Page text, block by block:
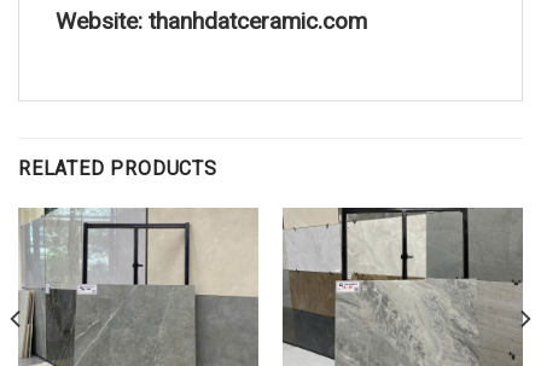
Website: thanhdatceramic.com
RELATED PRODUCTS